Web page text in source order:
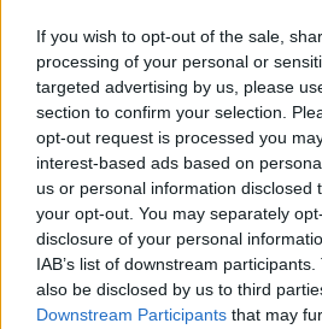
If you wish to opt-out of the sale,
processing of your personal or
targeted advertising by us, please
section to confirm your selection.
opt-out request is processed you
interest-based ads based on
us or personal information disclosed
your opt-out. You may separately
disclosure of your personal
IAB’s list of downstream
also be disclosed by us to third
Downstream Participants that may
Balsorano (32)
Barete (8)
Barisciano (18)
Barrea (6)
Bugnara (4)
Cagnano
Calascio (3)